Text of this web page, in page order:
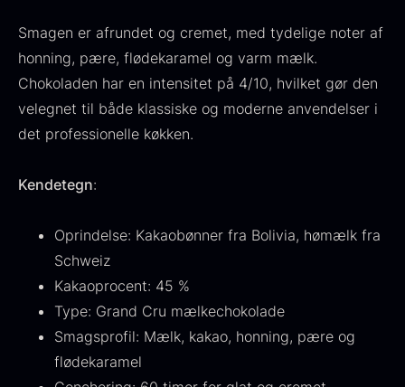
Fra
Original
was:
224,00 .
106,25 kr.
price
is:
106,25.
På lager
380,00 kr.
På lager
Smagen er afrundet og cremet, med tydelige noter af
honning, pære, flødekaramel og varm mælk.
Chokoladen har en intensitet på 4/10, hvilket gør den
velegnet til både klassiske og moderne anvendelser i
det professionelle køkken.
Kendetegn:
Oprindelse: Kakaobønner fra Bolivia, hømælk fra
Schweiz
Kakaoprocent: 45 %
Type: Grand Cru mælkechokolade
Smagsprofil: Mælk, kakao, honning, pære og
flødekaramel